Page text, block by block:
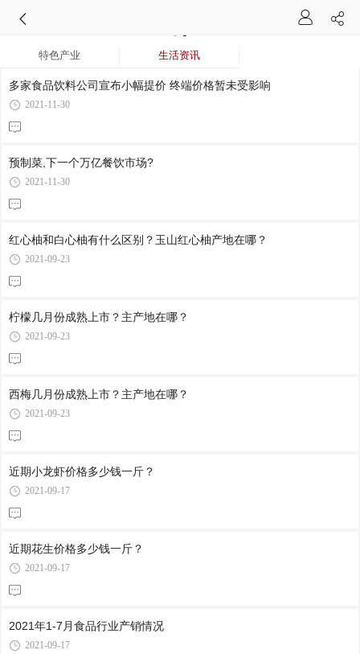
特色产业 生活资讯
多家食品饮料公司宣布小幅提价 终端价格暂未受影响
2021-11-30
预制菜,下一个万亿餐饮市场?
2021-11-30
红心柚和白心柚有什么区别？玉山红心柚产地在哪？
2021-09-23
柠檬几月份成熟上市？主产地在哪？
2021-09-23
西梅几月份成熟上市？主产地在哪？
2021-09-23
近期小龙虾价格多少钱一斤？
2021-09-17
近期花生价格多少钱一斤？
2021-09-17
2021年1-7月食品行业产销情况
2021-09-17